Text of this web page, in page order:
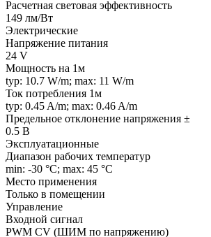
Расчетная световая эффективность
149 лм/Вт
Электрические
Напряжение питания
24 V
Мощность на 1м
typ: 10.7 W/m; max: 11 W/m
Ток потребления 1м
typ: 0.45 A/m; max: 0.46 A/m
Предельное отклонение напряжения ±
0.5 В
Эксплуатационные
Диапазон рабочих температур
min: -30 °C; max: 45 °C
Место применения
Только в помещении
Управление
Входной сигнал
PWM СV (ШИМ по напряжению)